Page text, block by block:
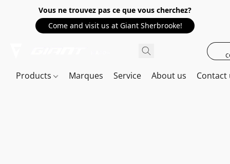
Vous ne trouvez pas ce que vous cherchez?
Come and visit us at Giant Sherbrooke!
Products Marques Service About us Contact